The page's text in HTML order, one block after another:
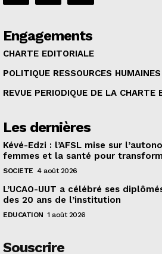
Engagements
CHARTE EDITORIALE
POLITIQUE RESSOURCES HUMAINES
REVUE PERIODIQUE DE LA CHARTE
Les dernières
Kévé-Edzi : l’AFSL mise sur
femmes et la santé pour
SOCIETE 4 août 2026
L’UCAO-UUT a célébré ses
des 20 ans de l’institution
EDUCATION 1 août 2026
Souscrire